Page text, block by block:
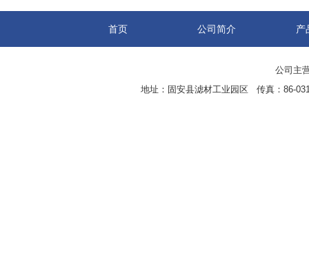
首页 公司简介 产
公司主
地址：固安县滤材工业园区 传真：86-